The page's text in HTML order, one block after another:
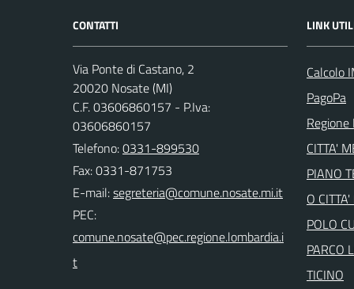
CONTATTI
Via Ponte di Castano, 2
20020 Nosate (MI)
C.F. 03606860157 - P.Iva:
03606860157
Telefono:0331-899530
Fax: 0331-871753
E-mail:
PEC:
LINK
Calcolo
PagoPa
Regione
CITTA'
PIANO
O
POLO
PARCO
TICINO